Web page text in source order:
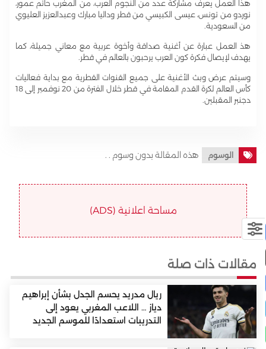
هذا العمل يعرف مشاركة عدد من النجوم العرب، من المغرب حاتم عمور،
نوردو من تونس، عيسى الكبيسي من قطر وداليا مبارك وعبدالعزيز العليوي
من السعودية.
هذ العمل عبارة عن أغنية صداقة وأخوة عربية مع معاني جميلة، كما
يهدف لإيصال فكرة كون العرب يرحبون بالعالم في قطر.
وسيتم عرض وبث الأغنية على جميع القنوات القطرية مع بداية فعاليات
كأس العالم لكرة القدم المقامة في قطر خلال الفترة من 20 نوفمبر إلى 18
دجنبر المقبلين.
الوسوم هذه المقالة بدون وسوم . .
مساحة اعلانية (ADS)
مقالات ذات صلة
ريال مدريد يحسم الجدل بشأن إبراهيم
دياز … اللاعب المغربي يعود إلى
التدريبات استعدادًا للموسم الجديد